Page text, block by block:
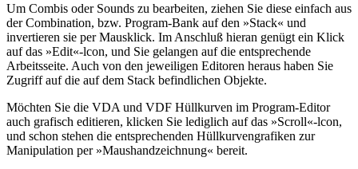
Um Combis oder Sounds zu bearbeiten, ziehen Sie diese einfach aus
der Combination, bzw. Program-Bank auf den »Stack« und
invertieren sie per Mausklick. Im Anschluß hieran genügt ein Klick
auf das »Edit«-lcon, und Sie gelangen auf die entsprechende
Arbeitsseite. Auch von den jeweiligen Editoren heraus haben Sie
Zugriff auf die auf dem Stack befindlichen Objekte.
Möchten Sie die VDA und VDF Hüllkurven im Program-Editor
auch grafisch editieren, klicken Sie lediglich auf das »Scroll«-lcon,
und schon stehen die entsprechenden Hüllkurvengrafiken zur
Manipulation per »Maushandzeichnung« bereit.